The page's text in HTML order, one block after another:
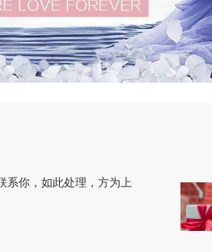
系你，如此处理，方为上